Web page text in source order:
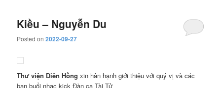
Kiều – Nguyễn Du
Posted on2022-09-27
Thư viện Diên Hồng xin hân hạnh giới thiệu với quý vị và các
bạn buổi nhạc kịck Đàn ca Tài Tử